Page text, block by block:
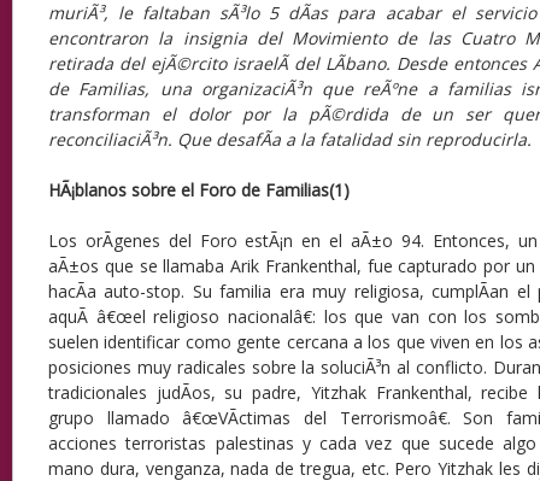
muriÃ³, le faltaban sÃ³lo 5 dÃ­as para acabar el
encontraron la insignia del Movimiento de las Cuatro
retirada del ejÃ©rcito israelÃ­ del LÃ­bano. Desde entonces
de Familias, una organizaciÃ³n que reÃºne a familias
transforman el dolor por la pÃ©rdida de un ser
reconciliaciÃ³n. Que desafÃ­a a la fatalidad sin reproducirla.
HÃ¡blanos sobre el Foro de Familias(1)
Los orÃ­genes del Foro estÃ¡n en el aÃ±o 94. Entonces,
aÃ±os que se llamaba Arik Frankenthal, fue capturado por
hacÃ­a auto-stop. Su familia era muy religiosa, cumplÃ­an
aquÃ­ â€œel religioso nacionalâ€: los que van con los
suelen identificar como gente cercana a los que viven en los
posiciones muy radicales sobre la soluciÃ³n al conflicto.
tradicionales judÃ­os, su padre, Yitzhak Frankenthal,
grupo llamado â€œVÃ­ctimas del Terrorismoâ€. Son
acciones terroristas palestinas y cada vez que sucede
mano dura, venganza, nada de tregua, etc. Pero Yitzhak les